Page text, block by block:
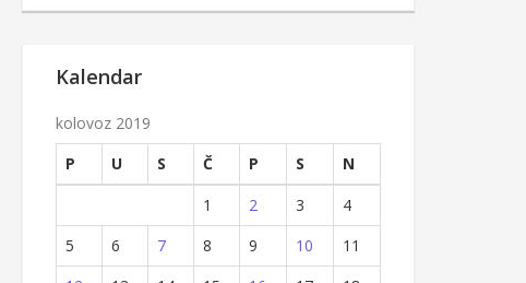
Kalendar
kolovoz 2019
P
U S Č P S
N
1
2 3
4
5
6 7 8 9 10
11